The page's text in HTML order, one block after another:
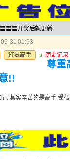
〓〓开奖后就更新.
31 01:53
打赏高手 u 历史记录
尊重
!!
己,其实辛苦的是高手,受